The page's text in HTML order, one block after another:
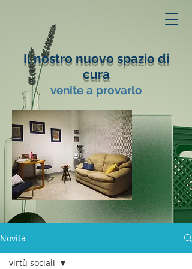
Il nostro nuovo spazio di
cura
venite a provarlo
Novità
virtù sociali